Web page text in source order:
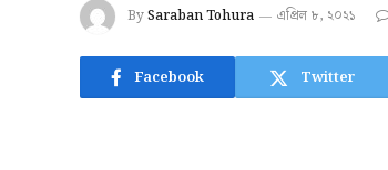
BySaraban Tohura এপ্রিল ৮, ২০২১
Facebook Twitter